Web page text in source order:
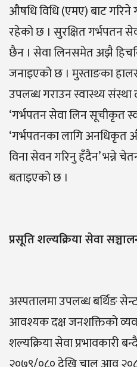
औषधि विधि (एमए) बाट गरिने
रहेको छ । सुरक्षित गर्भपतन
छैन । सेवा लिनसमेत अझै
जनाइएको छ । मुस्ताङका
उपलब्ध गराउन स्वास्थ्य संस्था
‘गर्भपतन सेवा लिन सूचीकृत
‘गर्भपतनका लागि अनधिकृत
विना सेवन गरिनु हँदैन’ भन्ने
बताइएको छ ।
प्रसूति शल्यक्रिया सेवा
अस्पतालमा उपलब्ध बर्थिङ
आवश्यक दक्ष जनशक्तिको
शल्यक्रिया सेवा प्रभावकारी